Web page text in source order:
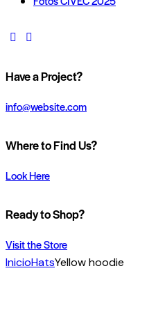
instagram
whatsapp
Have a Project?
info@website.com
Where to Find Us?
Look Here
Ready to Shop?
Visit the Store
InicioHatsYellow hoodie